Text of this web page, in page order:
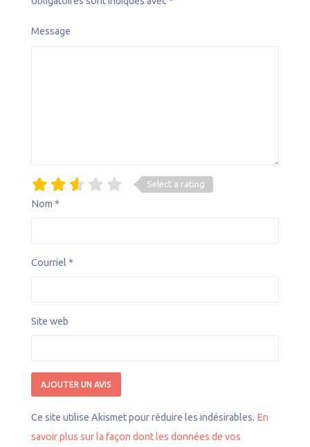
Message
Select a rating
Nom *
Courriel *
Site web
Ce site utilise Akismet pour réduire les indésirables. En
savoir plus sur la façon dont les données de vos